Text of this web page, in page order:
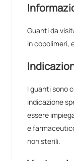
Guanti da
in copolimeri,
I guanti sono
indicazione
essere
e
non sterili.